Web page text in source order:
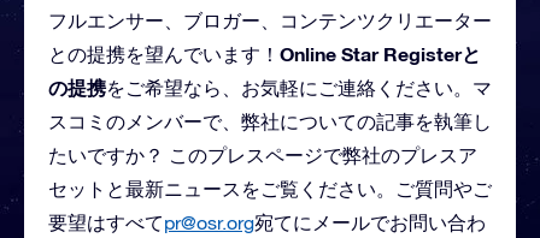
フルエンサー、ブロガー、コンテンツクリエーター
との提携を望んでいます！ Online Star Registerと
の提携をご希望なら、お気軽にご連絡ください。マ
スコミのメンバーで、弊社についての記事を執筆し
たいですか？ このプレスページで弊社のプレスア
セットと最新ニュースをご覧ください。ご質問やご
要望はすべてpr@osr.org宛てにメールでお問い合わ